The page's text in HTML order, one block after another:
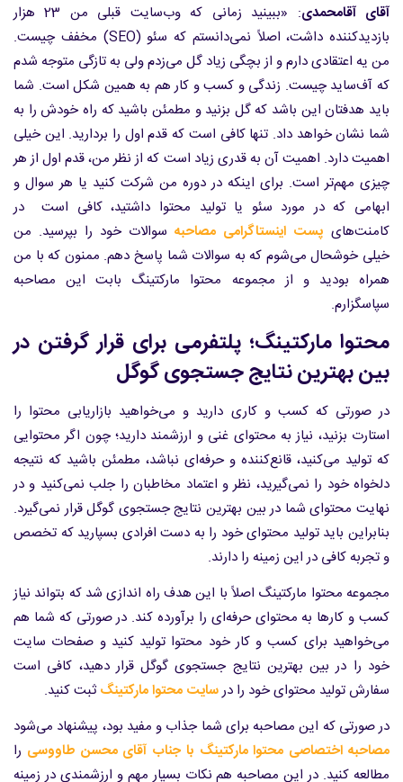
آقای آقامحمدی
: «ببینید زمانی که وب‌سایت قبلی من 23 هزار
بازدیدکننده داشت، اصلاً نمی‌دانستم که سئو (SEO) مخفف چیست.
من یه اعتقادی دارم و از بچگی زیاد گل می‌زدم ولی به تازگی متوجه شدم
که آف‌ساید چیست. زندگی و کسب و کار هم به همین شکل است. شما
باید هدفتان این باشد که گل بزنید و مطمئن باشید که راه خودش را به
شما نشان خواهد داد. تنها کافی است که قدم اول را بردارید. این خیلی
اهمیت دارد. اهمیت آن به قدری زیاد است که از نظر من، قدم اول از هر
چیزی مهم‌تر است. برای اینکه در دوره من شرکت کنید یا هر سوال و
ابهامی که در مورد سئو یا تولید محتوا داشتید، کافی است در
کامنت‌های پست اینستاگرامی مصاحبه سوالات خود را بپرسید. من
خیلی خوشحال می‌شوم که به سوالات شما پاسخ دهم. ممنون که با من
همراه بودید و از مجموعه محتوا مارکتینگ بابت این مصاحبه
سپاسگزارم.
محتوا مارکتینگ؛ پلتفرمی برای قرار گرفتن در
بین بهترین نتایج جستجوی گوگل
در صورتی که کسب و کاری دارید و می‌خواهید بازاریابی محتوا را
استارت بزنید، نیاز به محتوای غنی و ارزشمند دارید؛ چون اگر محتوایی
که تولید می‌کنید، قانع‌کننده و حرفه‌ای نباشد، مطمئن باشید که نتیجه
دلخواه خود را نمی‌گیرید، نظر و اعتماد مخاطبان را جلب نمی‌کنید و در
نهایت محتوای شما در بین بهترین نتایج جستجوی گوگل قرار نمی‌گیرد.
بنابراین باید تولید محتوای خود را به دست افرادی بسپارید که تخصص
و تجربه کافی در این زمینه را دارند.
مجموعه محتوا مارکتینگ اصلاً با این هدف راه اندازی شد که بتواند نیاز
کسب و کارها به محتوای حرفه‌ای را برآورده کند. در صورتی که شما هم
می‌خواهید برای کسب و کار خود محتوا تولید کنید و صفحات سایت
خود را در بین بهترین نتایج جستجوی گوگل قرار دهید، کافی است
سفارش تولید محتوای خود را درسایت محتوا مارکتینگثبت کنید.
در صورتی که این مصاحبه برای شما جذاب و مفید بود، پیشنهاد می‌شود
مصاحبه اختصاصی محتوا مارکتینگ با جناب آقای محسن طاووسی را
مطالعه کنید. در این مصاحبه هم نکات بسیار مهم و ارزشمندی در زمینه